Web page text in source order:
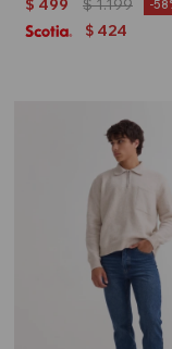
$ 499 $1.199 58
$ 424